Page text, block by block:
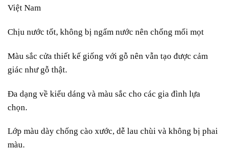
Việt Nam
Chịu nước tốt, không bị ngấm nước nên chống mối mọt
Màu sắc cửa thiết kế giống với gỗ nên vẫn tạo được cảm
giác như gỗ thật.
Đa dạng về kiểu dáng và màu sắc cho các gia đình lựa
chọn.
Lớp màu dày chống cào xước, dễ lau chùi và không bị phai
màu.